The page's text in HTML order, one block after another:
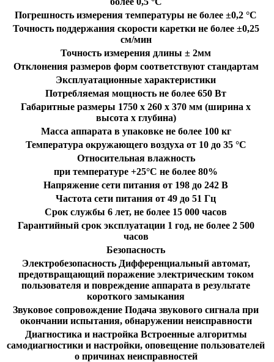
Погрешность измерения температуры не более ±0,2 °С
Точность поддержания скорости каретки не более ±0,25
см/мин
Точность измерения длины ± 2мм
Отклонения размеров форм соответствуют стандартам
Эксплуатационные характеристики
Потребляемая мощность не более 650 Вт
Габаритные размеры 1750 х 260 х 370 мм (ширина х
высота х глубина)
Масса аппарата в упаковке не более 100 кг
Температура окружающего воздуха от 10 до 35 °C
Относительная влажность
при температуре +25°С не более 80%
Напряжение сети питания от 198 до 242 В
Частота сети питания от 49 до 51 Гц
Срок службы 6 лет, не более 15 000 часов
Гарантийный срок эксплуатации 1 год, не более 2 500
часов
Безопасность
Электробезопасность Дифференциальный автомат,
предотвращающий поражение электрическим током
пользователя и повреждение аппарата в результате
короткого замыкания
Звуковое сопровождение Подача звукового сигнала при
окончании испытания, обнаружении неисправности
Диагностика и настройка Встроенные алгоритмы
самодиагностики и настройки, оповещение пользователей
о причинах неисправностей